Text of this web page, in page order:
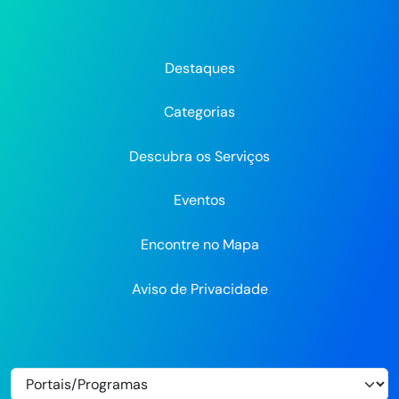
do
Destaques
Categorias
Descubra os Serviços
Eventos
Encontre no Mapa
Aviso de Privacidade